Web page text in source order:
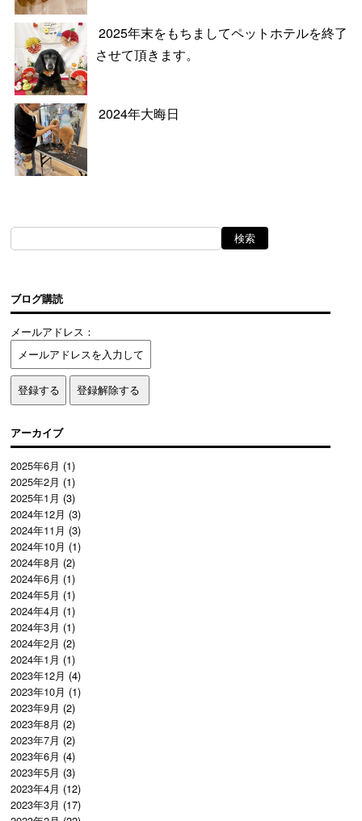
2025年末をもちましてペットホテルを終了
させて頂きます。
2024年大晦日
ブログ購読
メールアドレス：
アーカイブ
2025年6月 (1)
2025年2月 (1)
2025年1月 (3)
2024年12月 (3)
2024年11月 (3)
2024年10月 (1)
2024年8月 (2)
2024年6月 (1)
2024年5月 (1)
2024年4月 (1)
2024年3月 (1)
2024年2月 (2)
2024年1月 (1)
2023年12月 (4)
2023年10月 (1)
2023年9月 (2)
2023年8月 (2)
2023年7月 (2)
2023年6月 (4)
2023年5月 (3)
2023年4月 (12)
2023年3月 (17)